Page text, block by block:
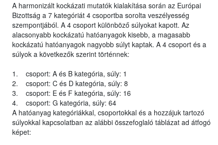
A harmonizált kockázati mutatók kialakítása során az Európai
Bizottság a 7 kategóriát 4 csoportba sorolta veszélyesség
szempontjából. A 4 csoport különböző súlyokat kapott. Az
alacsonyabb kockázatú hatóanyagok kisebb, a magasabb
kockázatú hatóanyagok nagyobb súlyt kaptak. A 4 csoport és a
súlyok a következők szerint történnek:
1. csoport: A és B kategória, súly: 1
2. csoport: C és D kategória, súly: 8
3. csoport: E és F kategória, súly: 16
4. csoport: G kategória, súly: 64
A hatóanyag kategóriákkal, csoportokkal és a hozzájuk tartozó
súlyokkal kapcsolatban az alábbi összefoglaló táblázat ad átfogó
képet: